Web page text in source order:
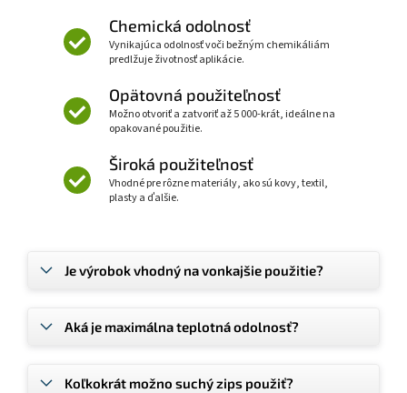
Chemická odolnosť
Vynikajúca odolnosť voči bežným chemikáliám
predlžuje životnosť aplikácie.
Opätovná použiteľnosť
Možno otvoriť a zatvoriť až 5 000-krát, ideálne na
opakované použitie.
Široká použiteľnosť
Vhodné pre rôzne materiály, ako sú kovy, textil,
plasty a ďalšie.
Je výrobok vhodný na vonkajšie použitie?
Aká je maximálna teplotná odolnosť?
Koľkokrát možno suchý zips použiť?